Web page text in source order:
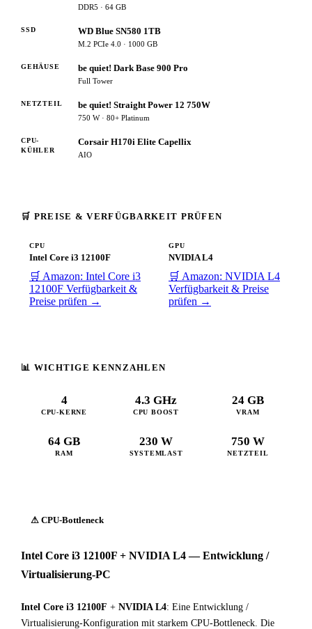
DDR5 · 64 GB
SSD WD Blue SN580 1TB
M.2 PCIe 4.0 · 1000 GB
GEHÄUSE be quiet! Dark Base 900 Pro
Full Tower
NETZTEIL be quiet! Straight Power 12 750W
750 W · 80+ Platinum
CPU-
KÜHLER
Corsair H170i Elite Capellix
AIO
🛒 PREISE & VERFÜGBARKEIT PRÜFEN
CPU
Intel Core i3 12100F
🛒 Amazon: Intel Core i3
12100F Verfügbarkeit &
Preise prüfen →
GPU
NVIDIA L4
🛒 Amazon: NVIDIA L4
Verfügbarkeit & Preise
prüfen →
📊 WICHTIGE KENNZAHLEN
4
CPU-KERNE
4.3 GHz
CPU BOOST
24 GB
VRAM
64 GB
RAM
230 W
SYSTEMLAST
750 W
NETZTEIL
⚠ CPU-Bottleneck
Intel Core i3 12100F + NVIDIA L4 — Entwicklung /
Virtualisierung-PC
Intel Core i3 12100F + NVIDIA L4: Eine Entwicklung /
Virtualisierung-Konfiguration mit starkem CPU-Bottleneck. Die